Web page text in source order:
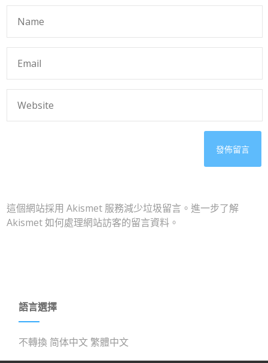
這個網站採用 Akismet 服務減少垃圾留言。進一步了解
Akismet 如何處理網站訪客的留言資料 。
語言選擇
不轉換 简体中文 繁體中文